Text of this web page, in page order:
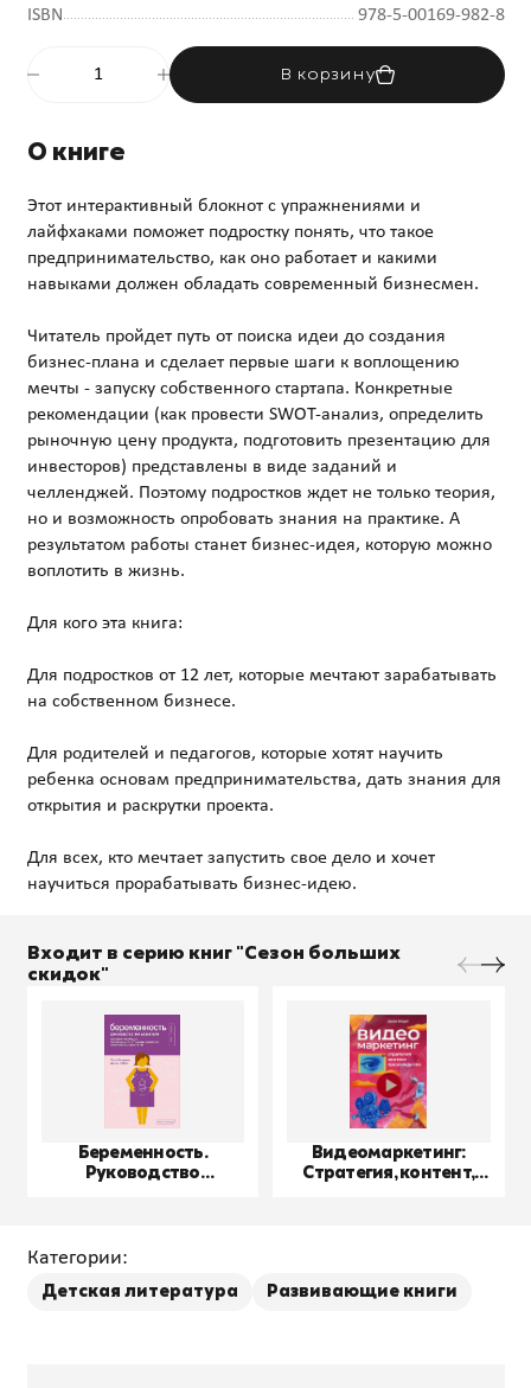
ISBN
978-5-00169-982-8
В корзину
О книге
Этот интерактивный блокнот с упражнениями и
лайфхаками поможет подростку понять, что такое
предпринимательство, как оно работает и какими
навыками должен обладать современный бизнесмен.
Читатель пройдет путь от поиска идеи до создания
бизнес-плана и сделает первые шаги к воплощению
мечты - запуску собственного стартапа. Конкретные
рекомендации (как провести SWOT-анализ, определить
рыночную цену продукта, подготовить презентацию для
инвесторов) представлены в виде заданий и
челленджей. Поэтому подростков ждет не только теория,
но и возможность опробовать знания на практике. А
результатом работы станет бизнес-идея, которую можно
воплотить в жизнь.
Для кого эта книга:
Для подростков от 12 лет, которые мечтают зарабатывать
на собственном бизнесе.
Для родителей и педагогов, которые хотят научить
ребенка основам предпринимательства, дать знания для
открытия и раскрутки проекта.
Для всех, кто мечтает запустить свое дело и хочет
Входит в серию книг "Сезон больших
скидок"
Беременность.
Руководство
Видеомаркетинг:
Стратегия, контент,
Категории:
Детская литература Развивающие книги